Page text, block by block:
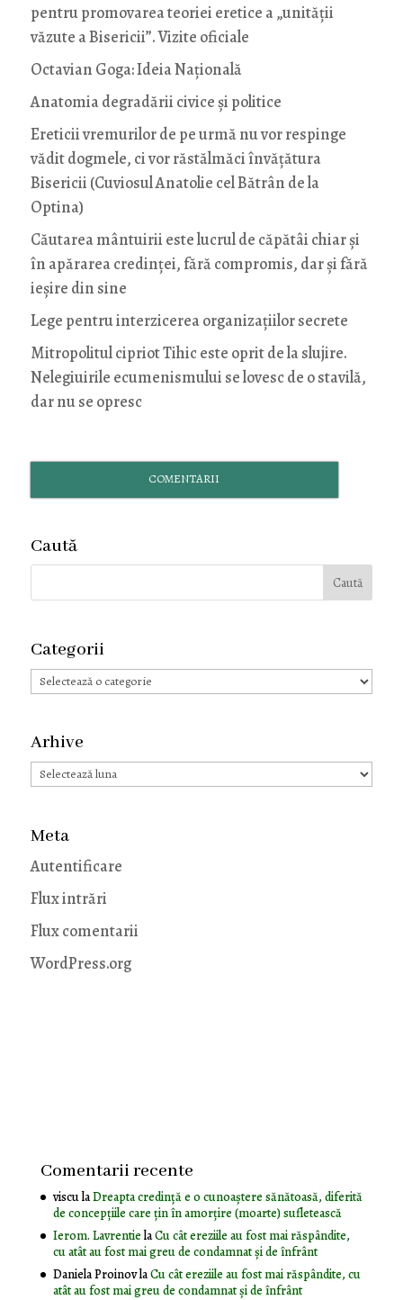
pentru promovarea teoriei eretice a „unității
văzute a Bisericii”. Vizite oficiale
Octavian Goga: Ideia Naţională
Anatomia degradării civice și politice
Ereticii vremurilor de pe urmă nu vor respinge
vădit dogmele, ci vor răstălmăci învățătura
Bisericii (Cuviosul Anatolie cel Bătrân de la
Optina)
Căutarea mântuirii este lucrul de căpătâi chiar și
în apărarea credinței, fără compromis, dar și fără
ieșire din sine
Lege pentru interzicerea organizaţiilor secrete
Mitropolitul cipriot Tihic este oprit de la slujire.
Nelegiuirile ecumenismului se lovesc de o stavilă,
dar nu se opresc
COMENTARII
Caută
Categorii
Categorii
Arhive
Arhive
Meta
Autentificare
Flux intrări
Flux comentarii
WordPress.org
Comentarii recente
visculaDreapta credință e o cunoaștere sănătoasă, diferită
de concepțiile care țin în amorțire (moarte) sufletească
Ierom. LavrentielaCu cât ereziile au fost mai răspândite,
cu atât au fost mai greu de condamnat și de înfrânt
Daniela ProinovlaCu cât ereziile au fost mai răspândite, cu
atât au fost mai greu de condamnat și de înfrânt